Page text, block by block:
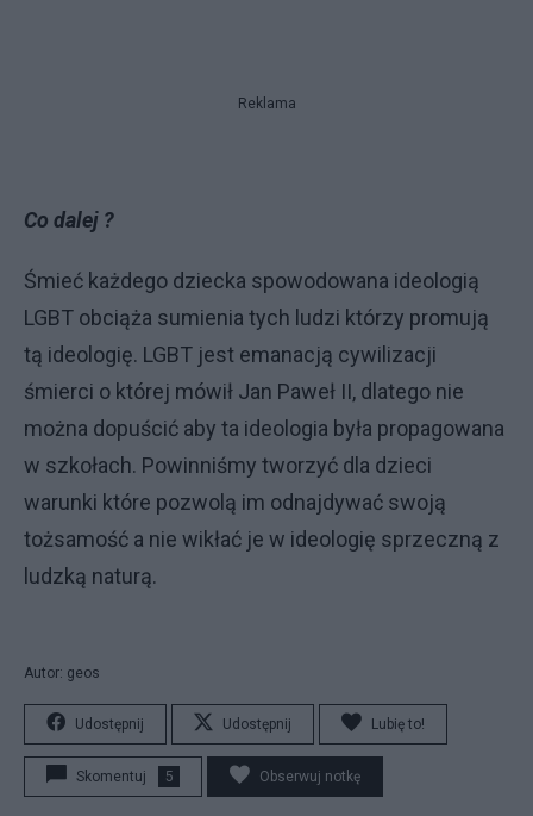
Reklama
Co dalej ?
Śmieć każdego dziecka spowodowana ideologią
LGBT obciąża sumienia tych ludzi którzy promują
tą ideologię. LGBT jest emanacją cywilizacji
śmierci o której mówił Jan Paweł II, dlatego nie
można dopuścić aby ta ideologia była propagowana
w szkołach. Powinniśmy tworzyć dla dzieci
warunki które pozwolą im odnajdywać swoją
tożsamość a nie wikłać je w ideologię sprzeczną z
ludzką naturą.
Autor: geos
Udostępnij Udostępnij Lubię to!
Skomentuj 5 Obserwuj notkę